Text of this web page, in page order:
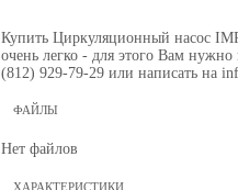
Купить Циркуляционный насос
очень легко - для этого Вам
(812) 929-79-29 или написать на
ФАЙЛЫ
Нет файлов
ХАРАКТЕРИСТИКИ